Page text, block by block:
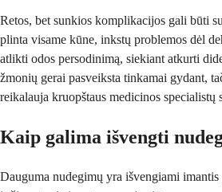
Retos, bet sunkios komplikacijos gali būti
plinta visame kūne, inkstų problemos dėl
atlikti odos persodinimą, siekiant atkurti
žmonių gerai pasveiksta tinkamai gydant,
reikalauja kruopštaus medicinos specialistų
Kaip galima išvengti
Dauguma nudegimų yra išvengiami imantis